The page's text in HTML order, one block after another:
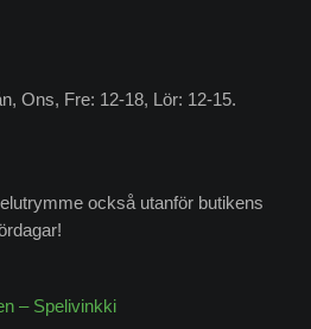
Ons, Fre: 12-18, Lör: 12-15.
också utanför butikens
– Spelivinkki